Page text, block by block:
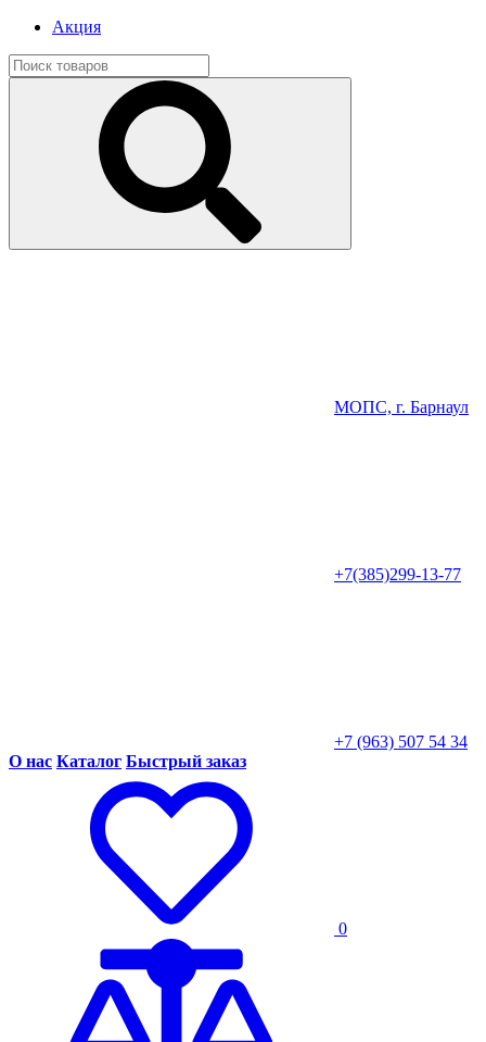
Акция
МОПС, г. Барнаул
+7(385)299-13-77
+7 (963) 507 54 34
О нас Каталог Быстрый заказ
0